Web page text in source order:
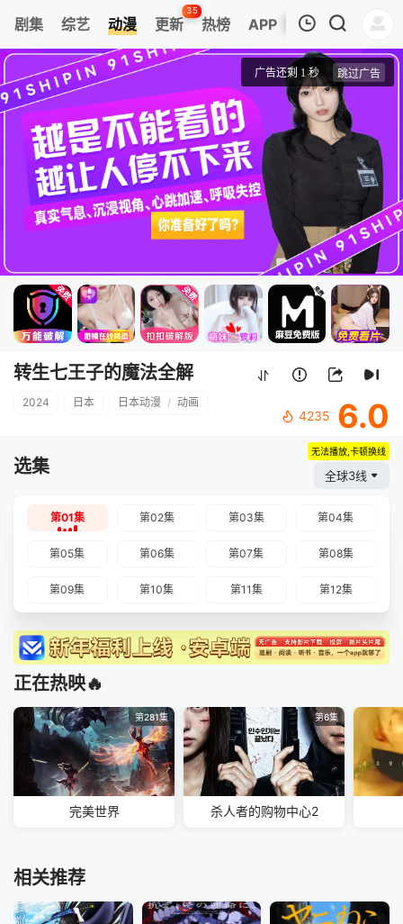
剧集 综艺 动漫 更新
35
热榜 APP
我的观影记录
第01集
转生七王子的魔法全解
清空
转生七王子的魔法全解
2024 日本 日本动漫 / 动画
4235 6.0
选集
无法播放,卡顿换线
全球3线
第01集 第02集 第03集 第04集
第05集 第06集 第07集 第08集
第09集 第10集 第11集 第12集
正在热映🔥
第281集
完美世界
第6集
杀人者的购物中心2
相关推荐